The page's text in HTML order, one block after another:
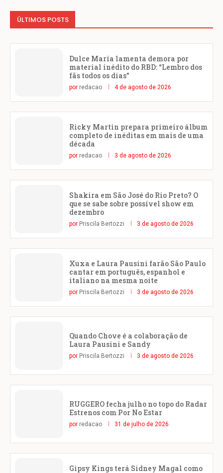
ÚLTIMOS POSTS
Dulce María lamenta demora por
material inédito do RBD: “Lembro dos
fãs todos os dias”
por redacao 4 de agosto de 2026
Ricky Martin prepara primeiro álbum
completo de inéditas em mais de uma
década
por redacao 3 de agosto de 2026
Shakira em São José do Rio Preto? O
que se sabe sobre possível show em
dezembro
por Priscila Bertozzi 3 de agosto de 2026
Xuxa e Laura Pausini farão São Paulo
cantar em português, espanhol e
italiano na mesma noite
por Priscila Bertozzi 3 de agosto de 2026
Quando Chove é a colaboração de
Laura Pausini e Sandy
por Priscila Bertozzi 3 de agosto de 2026
RUGGERO fecha julho no topo do Radar
Estrenos com Por No Estar
por redacao 31 de julho de 2026
Gipsy Kings terá Sidney Magal como